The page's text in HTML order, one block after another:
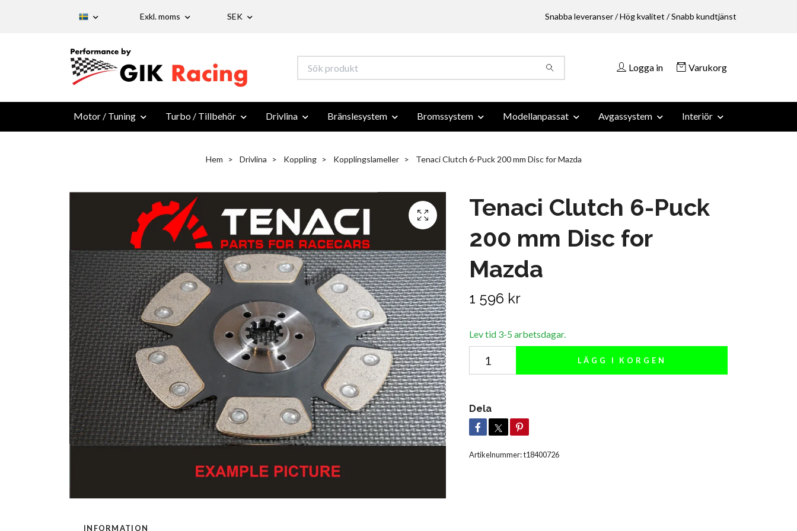
Exkl. moms SEK Snabba leveranser / Hög kvalitet / Snabb kundtjänst
Logga in Varukorg
Motor / Tuning Turbo / Tillbehör Drivlina Bränslesystem Bromssystem Modellanpassat Avgassystem Interiör
Hem Drivlina Koppling Kopplingslameller Tenaci Clutch 6-Puck 200 mm Disc for Mazda
Tenaci Clutch 6-Puck
200 mm Disc for
Mazda
1 596 kr
Lev tid 3-5 arbetsdagar.
LÄGG I KORGEN
Dela
Artikelnummer:t18400726
INFORMATION